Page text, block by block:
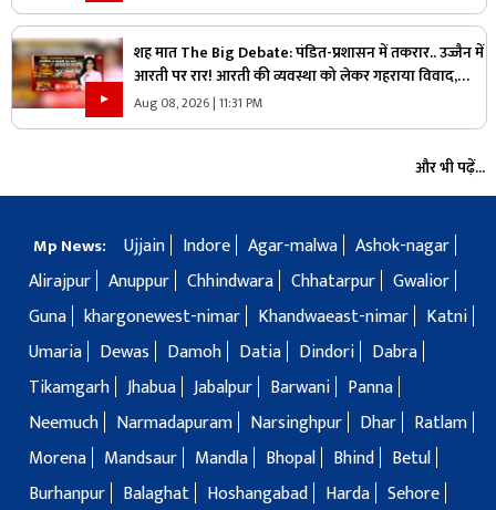
शह मात The Big Debate: पंडित-प्रशासन में तकरार.. उज्जैन में
आरती पर रार! आरती की व्यवस्था को लेकर गहराया विवाद,
आरती के अधिकार को लेकर क्यों उग्र हुए पंडित?
Aug 08, 2026 | 11:31 PM
और भी पढ़ें...
Mp News: Ujjain Indore Agar-malwa Ashok-nagar
Alirajpur Anuppur Chhindwara Chhatarpur Gwalior
Guna khargonewest-nimar Khandwaeast-nimar
Katni
Umaria
Dewas Damoh Datia Dindori
Dabra
Tikamgarh Jhabua Jabalpur Barwani
Panna
Neemuch
Narmadapuram Narsinghpur Dhar
Ratlam
Morena
Mandsaur Mandla Bhopal Bhind
Betul
Burhanpur
Balaghat Hoshangabad Harda Sehore